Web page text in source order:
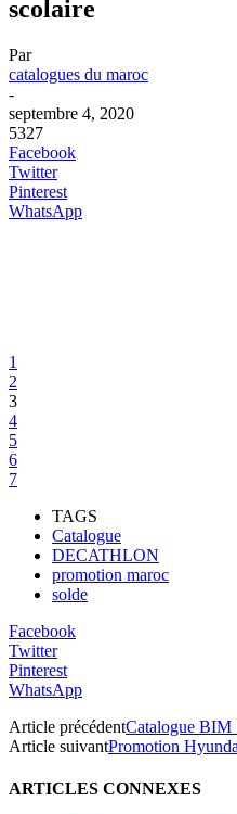
scolaire
Par
catalogues du maroc
-
septembre 4, 2020
5327
Facebook
Twitter
Pinterest
WhatsApp
1
2
3
4
5
6
7
TAGS
Catalogue
DECATHLON
promotion maroc
solde
Facebook
Twitter
Pinterest
WhatsApp
Article précédentCatalogue BIM
Article suivantPromotion
ARTICLES CONNEXES